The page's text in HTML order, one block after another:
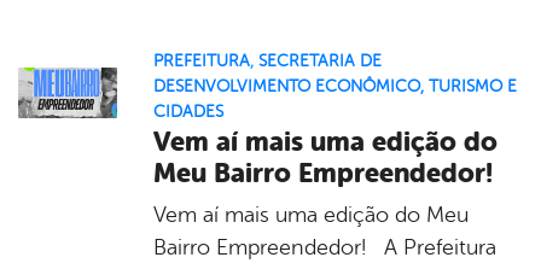
PREFEITURA, SECRETARIA DE
DESENVOLVIMENTO ECONÔMICO, TURISMO E
CIDADES
Vem aí mais uma edição do
Meu Bairro Empreendedor!
Vem aí mais uma edição do Meu
Bairro Empreendedor! A Prefeitura